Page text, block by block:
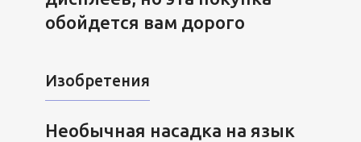
обойдется вам дорого
Изобретения
Необычная насадка на язык